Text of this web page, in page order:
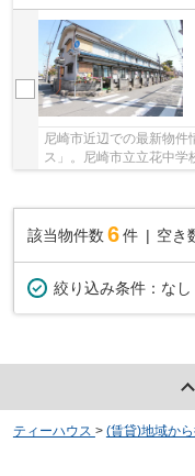
尼崎市近辺での最新物件
ス」。尼崎市立立花中学
考えている方にもおすす
該当物件数 6件 空き
絞り込み条件： なし
ティーハウス > (賃貸)地域か